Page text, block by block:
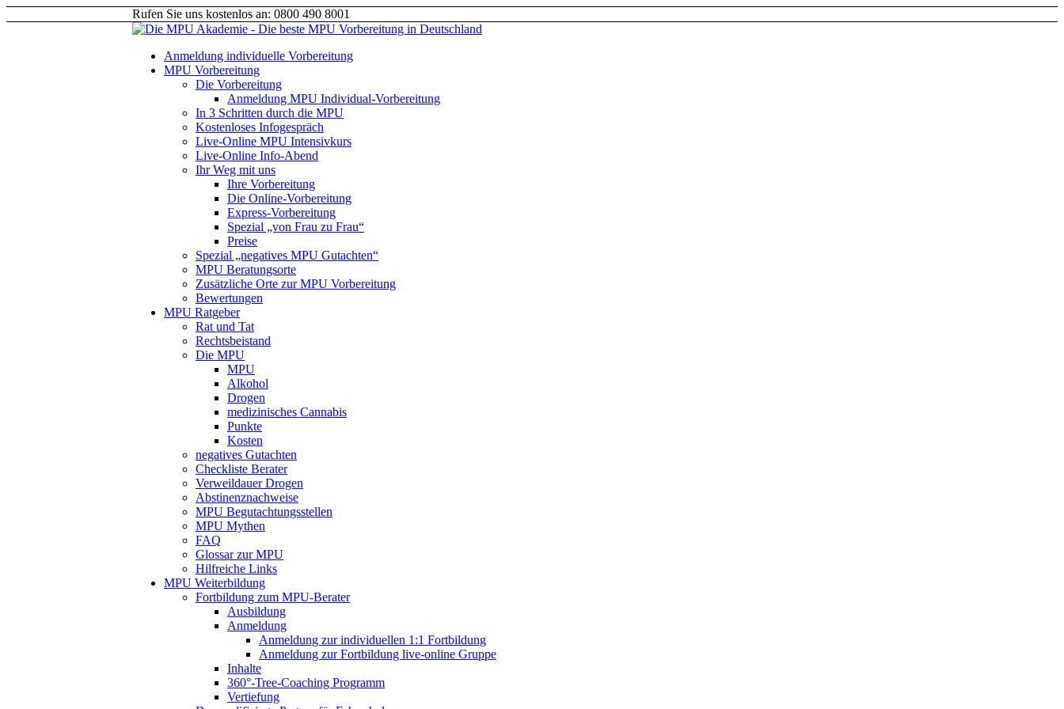
Rufen Sie uns kostenlos an: 0800 490 8001
Anmeldung individuelle Vorbereitung
MPU Vorbereitung
Die Vorbereitung
Anmeldung MPU Individual-Vorbereitung
In 3 Schritten durch die MPU
Kostenloses Infogespräch
Live-Online MPU Intensivkurs
Live-Online Info-Abend
Ihr Weg mit uns
Ihre Vorbereitung
Die Online-Vorbereitung
Express-Vorbereitung
Spezial „von Frau zu Frau“
Preise
Spezial „negatives MPU Gutachten“
MPU Beratungsorte
Zusätzliche Orte zur MPU Vorbereitung
Bewertungen
MPU Ratgeber
Rat und Tat
Rechtsbeistand
Die MPU
MPU
Alkohol
Drogen
medizinisches Cannabis
Punkte
Kosten
negatives Gutachten
Checkliste Berater
Verweildauer Drogen
Abstinenznachweise
MPU Begutachtungsstellen
MPU Mythen
FAQ
Glossar zur MPU
Hilfreiche Links
MPU Weiterbildung
Fortbildung zum MPU-Berater
Ausbildung
Anmeldung
Anmeldung zur individuellen 1:1 Fortbildung
Anmeldung zur Fortbildung live-online Gruppe
Inhalte
360°-Tree-Coaching Programm
Vertiefung